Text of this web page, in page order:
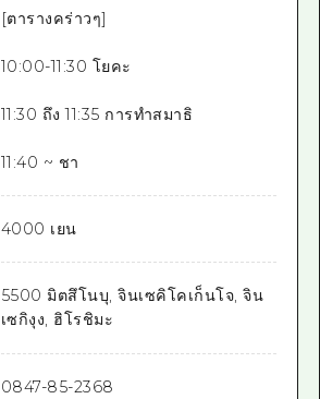
[ตารางคร่าวๆ]
10:00-11:30 โยคะ
11:30 ถึง 11:35 การทำสมาธิ
11:40 ~ ชา
4000 เยน
5500 มิตสึโนบุ, จินเซคิโคเก็นโจ, จิน
เซกิงุง, ฮิโรชิมะ
0847-85-2368